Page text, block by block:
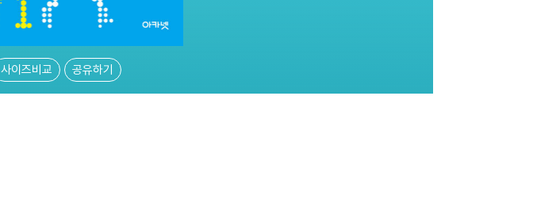
사이즈비교 공유하기